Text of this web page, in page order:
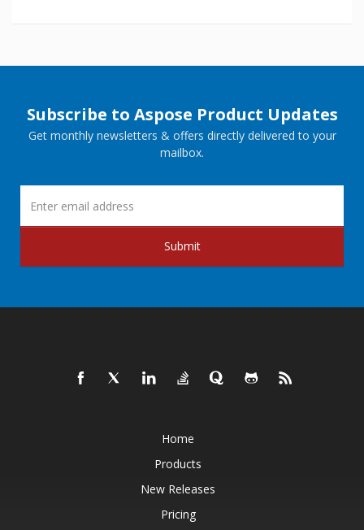
Subscribe to Aspose Product Updates
Get monthly newsletters & offers directly delivered to your
mailbox.
Submit
Home
Products
New Releases
Pricing